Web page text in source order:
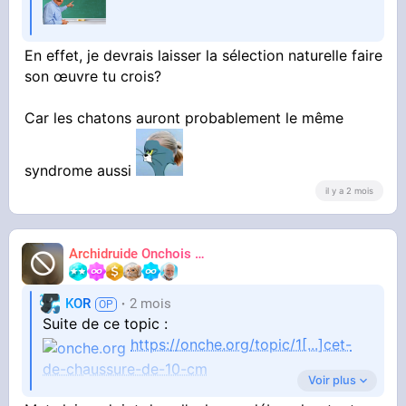
En effet, je devrais laisser la sélection naturelle faire
son œuvre tu crois?
Car les chatons auront probablement le même
syndrome aussi
il y a 2 mois
Archidruide Onchois
🍀️🌩️🐻️
KOR 2 mois
Suite de ce topic :
https://onche.org/topic/1[...]cet-
de-chaussure-de-10-cm
Voir plus